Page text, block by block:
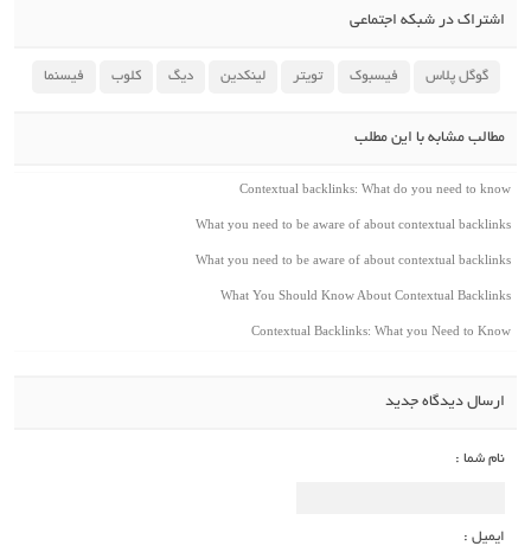
اشتراک در شبکه اجتماعی
گوگل پلاس فیسبوک تویتر لینکدین دیگ کلوب فیسنما
مطالب مشابه با این مطلب
Contextual backlinks: What do you need to
What you need to be aware of about contextual
What you need to be aware of about contextual
What You Should Know About Contextual
Contextual Backlinks: What you Need to
ارسال دیدگاه جدید
نام شما :
ایمیل :